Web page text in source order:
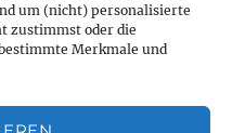
um (nicht) personalisierte
zustimmst oder die
Merkmale und